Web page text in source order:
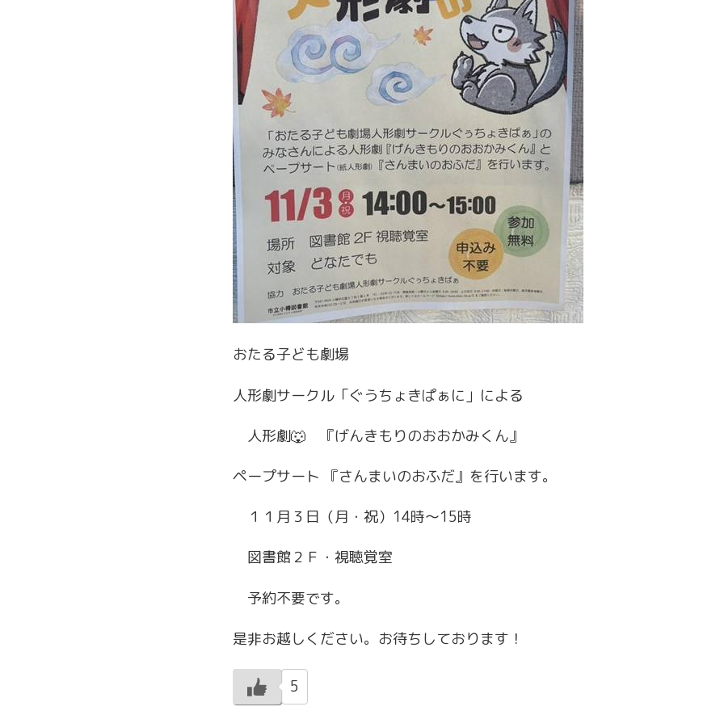
おたる子ども劇場
人形劇サークル「ぐうちょきぱぁに」による
人形劇🐺 『げんきもりのおおかみくん』
ペープサート 『さんまいのおふだ』を行います。
１１月３日（月・祝）14時～15時
図書館２Ｆ・視聴覚室
予約不要です。
是非お越しください。お待ちしております！
5